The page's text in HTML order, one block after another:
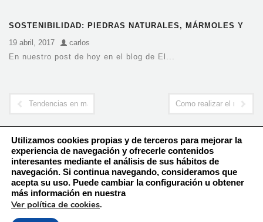
SOSTENIBILIDAD: PIEDRAS NATURALES, MÁRMOLES Y
GRANITOS
19 abril, 2017
carlos
En nuestro post de hoy en el blog de El...
Tendencias en mármoles y baños Como realizar el
Política de Cookies
Aviso Legal – Política de Privacidad
Utilizamos cookies propias y de terceros para mejorar la
experiencia de navegación y ofrecerle contenidos
interesantes mediante el análisis de sus hábitos de
navegación. Si continua navegando, consideramos que
acepta su uso. Puede cambiar la configuración u obtener
más información en nuestra
Ver política de cookies.